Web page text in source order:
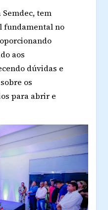
tem
fundamental no
aos
dúvidas e
os
para abrir e